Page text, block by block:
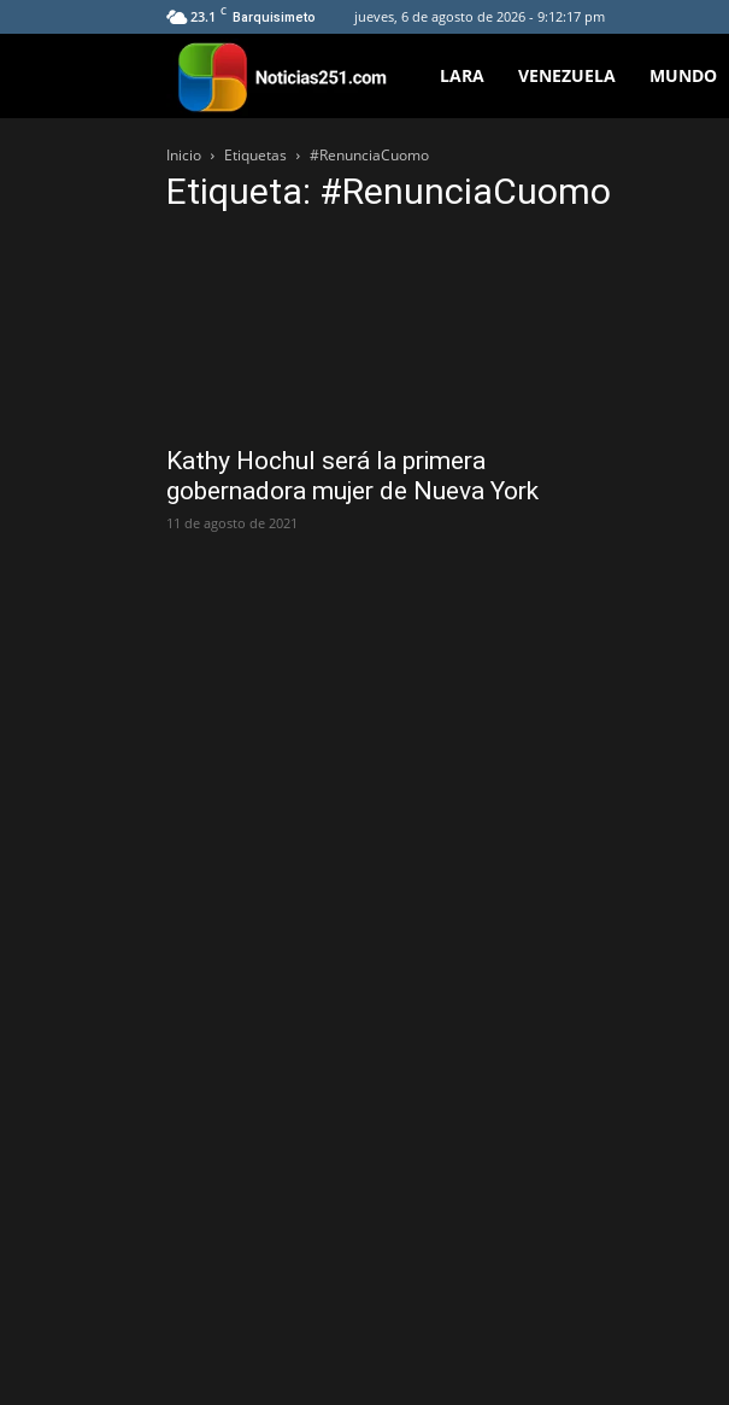
23.1 C Barquisimeto jueves, 6 de agosto de 2026 - 9:12:17 pm
Noticias251
LARA VENEZUELA MUNDO
Inicio Etiquetas #RenunciaCuomo
Etiqueta: #RenunciaCuomo
Kathy Hochul será la primera
gobernadora mujer de Nueva York
11 de agosto de 2021